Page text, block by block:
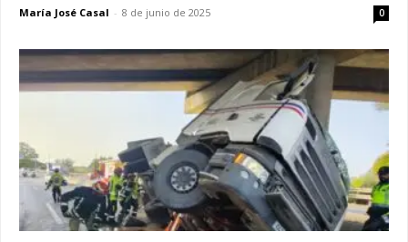
María José Casal - 8 de junio de 2025 0